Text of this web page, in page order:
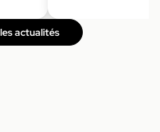
actualités